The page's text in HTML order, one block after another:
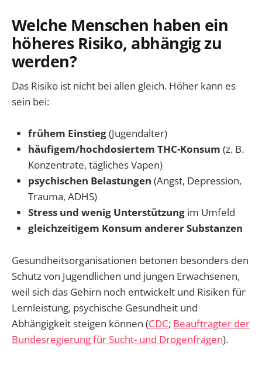
Welche Menschen haben ein
höheres Risiko, abhängig zu
werden?
Das Risiko ist nicht bei allen gleich. Höher kann es
sein bei:
frühem Einstieg(Jugendalter)
häufigem/hochdosiertem THC-Konsum (z. B.
Konzentrate, tägliches Vapen)
psychischen Belastungen (Angst, Depression,
Trauma, ADHS)
Stress und wenig Unterstützung im Umfeld
gleichzeitigem Konsum anderer Substanzen
Gesundheitsorganisationen betonen besonders den
Schutz von Jugendlichen und jungen Erwachsenen,
weil sich das Gehirn noch entwickelt und Risiken für
Lernleistung, psychische Gesundheit und
Abhängigkeit steigen können (CDC; Beauftragter der
Bundesregierung für Sucht- und Drogenfragen).